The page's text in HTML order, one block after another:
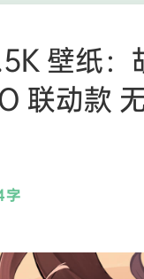
壁纸：
联动款
字